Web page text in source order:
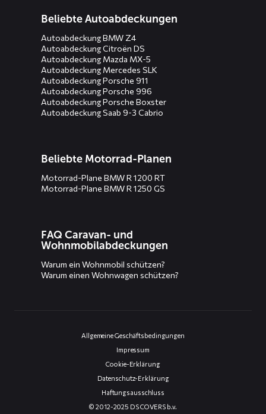
Beliebte Autoabdeckungen
Autoabdeckung BMW Z4
Autoabdeckung Citroën DS
Autoabdeckung Mazda MX-5
Autoabdeckung Mercedes SLK
Autoabdeckung Porsche 911
Autoabdeckung Porsche 996
Autoabdeckung Porsche Boxster
Autoabdeckung Saab 9-3 Cabrio
Beliebte Motorrad-Planen
Motorrad-Plane BMW R 1200 RT
Motorrad-Plane BMW R 1250 GS
FAQ Caravan- und
Wohnmobilabdeckungen
Warum ein Wohnmobil schützen?
Warum einen Wohnwagen schützen?
Allgemeine Geschäftsbedingungen
Impressum
Cookie-Erklärung
Datenschutz-Erklärung
Haftungsausschluss
© 2012-2025 DS COVERS b.v.